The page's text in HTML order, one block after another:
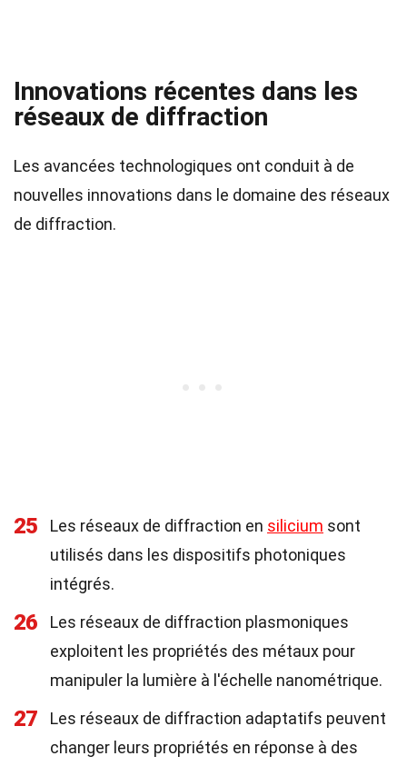
Innovations récentes dans les
réseaux de diffraction
Les avancées technologiques ont conduit à de
nouvelles innovations dans le domaine des réseaux
de diffraction.
25 Les réseaux de diffraction en silicium sont
utilisés dans les dispositifs photoniques
intégrés.
26
Les réseaux de diffraction plasmoniques
exploitent les propriétés des métaux pour
manipuler la lumière à l'échelle nanométrique.
27
Les réseaux de diffraction adaptatifs peuvent
changer leurs propriétés en réponse à des